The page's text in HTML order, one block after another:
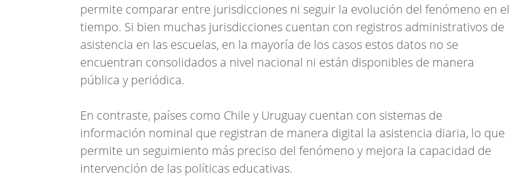
permite comparar entre jurisdicciones ni seguir la evolución del fenómeno en el
tiempo. Si bien muchas jurisdicciones cuentan con registros administrativos de
asistencia en las escuelas, en la mayoría de los casos estos datos no se
encuentran consolidados a nivel nacional ni están disponibles de manera
pública y periódica.
En contraste, países como Chile y Uruguay cuentan con sistemas de
información nominal que registran de manera digital la asistencia diaria, lo que
permite un seguimiento más preciso del fenómeno y mejora la capacidad de
intervención de las políticas educativas.